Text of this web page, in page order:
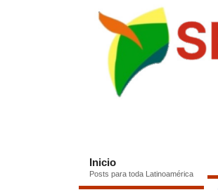
Inicio
Posts para toda Latinoamérica